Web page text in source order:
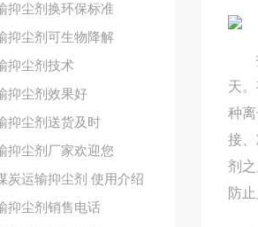
抑尘剂换环保标准
抑尘剂可生物降解
抑尘剂技术
抑尘剂效果好
抑尘剂送货及时
抑尘剂厂家欢迎您
炭运输抑尘剂 使用介绍
抑尘剂销售电话
打
天
种
接
剂
防